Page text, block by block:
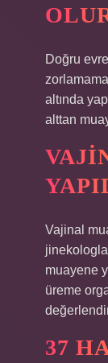
Doğru
altında
alttan
Vajinal
muayene
üreme
37